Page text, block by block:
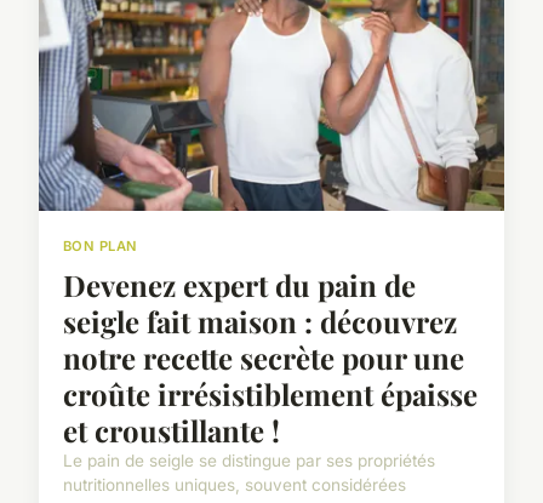
BON PLAN
Devenez expert du pain de
seigle fait maison : découvrez
notre recette secrète pour une
croûte irrésistiblement épaisse
et croustillante !
Le pain de seigle se distingue par ses propriétés
nutritionnelles uniques, souvent considérées